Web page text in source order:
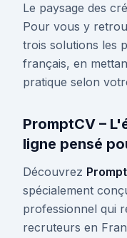
Le paysage des
Pour vous y
trois solutions les
français, en
pratique selon
PromptCV –
ligne pensé
Découvrez
spécialement
professionnel qui
recruteurs en